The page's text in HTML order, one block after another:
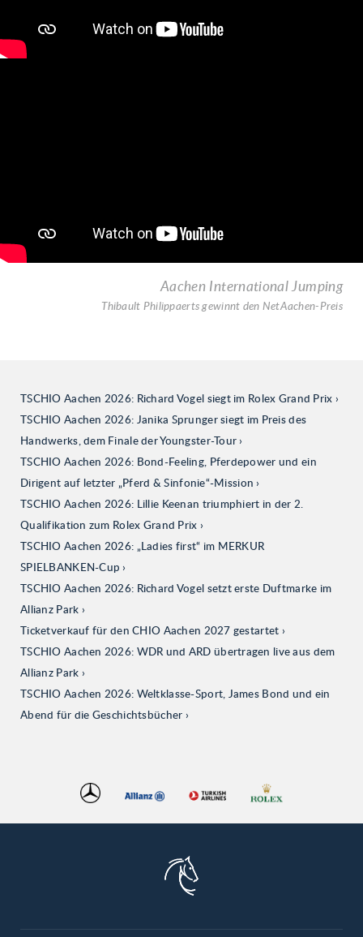
Aachen International Jumping
Thibault Philippaerts gewinnt den NetAachen-Preis
TSCHIO Aachen 2026: Richard Vogel siegt im Rolex Grand Prix
TSCHIO Aachen 2026: Janika Sprunger siegt im Preis des
Handwerks, dem Finale der Youngster-Tour
TSCHIO Aachen 2026: Bond-Feeling, Pferdepower und ein
Dirigent auf letzter „Pferd & Sinfonie“-Mission
TSCHIO Aachen 2026: Lillie Keenan triumphiert in der 2.
Qualifikation zum Rolex Grand Prix
TSCHIO Aachen 2026: „Ladies first“ im MERKUR
SPIELBANKEN-Cup
TSCHIO Aachen 2026: Richard Vogel setzt erste Duftmarke im
Allianz Park
Ticketverkauf für den CHIO Aachen 2027 gestartet
TSCHIO Aachen 2026: WDR und ARD übertragen live aus dem
Allianz Park
TSCHIO Aachen 2026: Weltklasse-Sport, James Bond und ein
Abend für die Geschichtsbücher